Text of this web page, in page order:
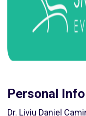
Personal
Dr. Liviu Daniel